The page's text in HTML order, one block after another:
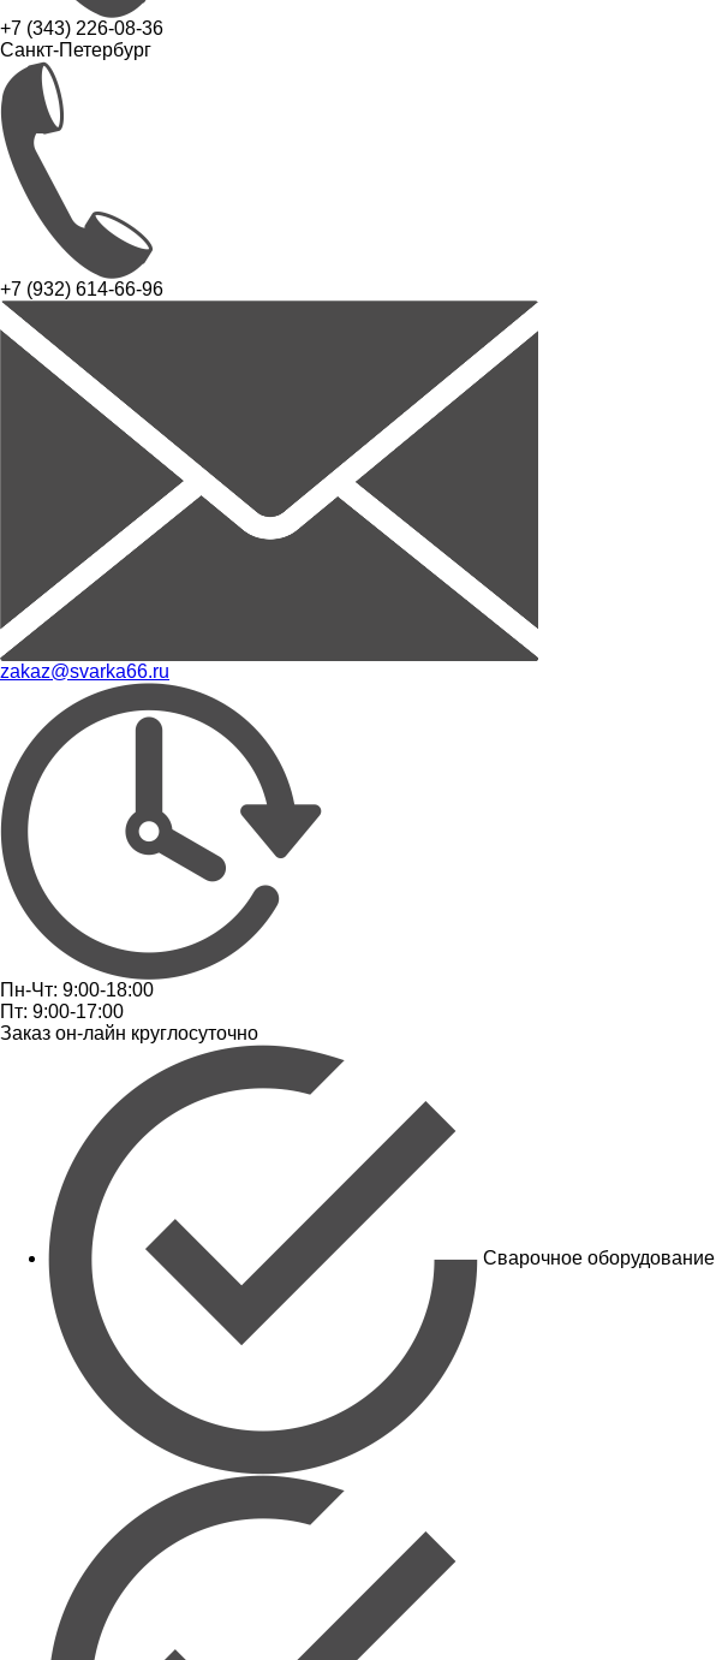
+7 (343) 226-08-36
Санкт-Петербург
+7 (932) 614-66-96
zakaz@svarka66.ru
Пн-Чт: 9:00-18:00
Пт: 9:00-17:00
Заказ он-лайн круглосуточно
Сварочное оборудование